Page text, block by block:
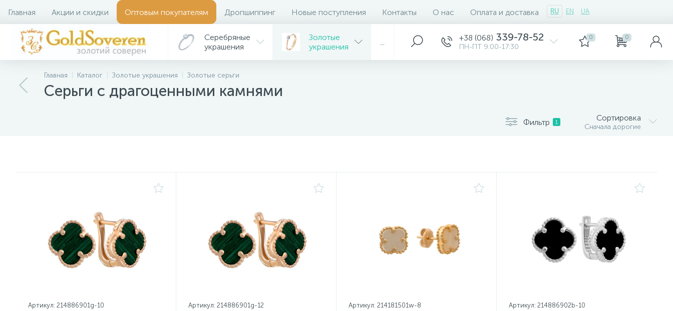
Главная Акции и скидки Оптовым покупателям Дропшиппинг Новые поступления Контакты О нас Оплата и доставка RU EN UA
Серебряные
украшения
Золотые
украшения
+38 (068) 339-78-52
ПН-ПТ 9:00-17:30
0 0
Главная Каталог Золотые украшения Золотые серьги
Серьги с драгоценными камнями
Фильтр 1 Сортировка
Сначала дорогие
Артикул: 214886901g-10 Артикул: 214886901g-12 Артикул: 214181501w-8 Артикул: 214886902b-10